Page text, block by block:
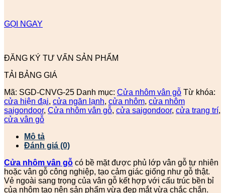
GỌI NGAY
ĐĂNG KÝ TƯ VẤN SẢN PHẨM
TẢI BẢNG GIÁ
Mã: SGD-CNVG-25 Danh mục: Cửa nhôm vân gỗ Từ khóa:
cửa hiện đại, cửa ngăn lạnh, cửa nhôm, cửa nhôm
saigondoor, Cửa nhôm vân gỗ, cửa saigondoor, cửa trang trí,
cửa vân gỗ
Mô tả
Đánh giá (0)
Cửa nhôm vân gỗ có bề mặt được phủ lớp vân gỗ tự nhiên
hoặc vân gỗ công nghiệp, tạo cảm giác giống như gỗ thật.
Vẻ ngoài sang trọng của vân gỗ kết hợp với cấu trúc bền bỉ
của nhôm tạo nên sản phẩm vừa đẹp mắt vừa chắc chắn.